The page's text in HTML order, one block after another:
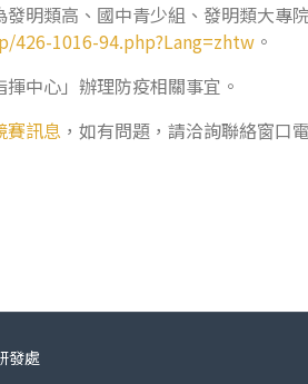
明類高、國中青少組、發明類大
426-1016-94.php?Lang=zhtw 。
中心」辦理防疫相關事宜。
賽訊息 ，如有問題，請洽詢聯絡窗口
發處